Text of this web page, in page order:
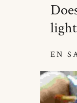
EN